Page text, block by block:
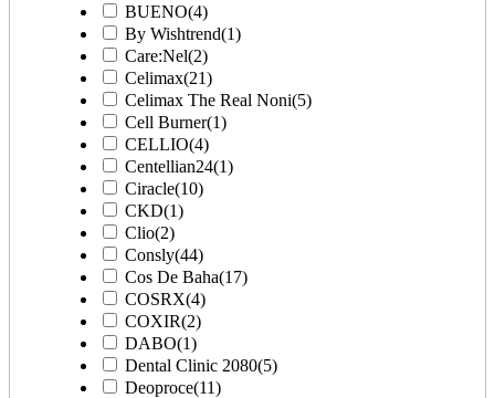
BUENO(4)
By Wishtrend(1)
Care:Nel(2)
Celimax(21)
Celimax The Real Noni(5)
Cell Burner(1)
CELLIO(4)
Centellian24(1)
Ciracle(10)
CKD(1)
Clio(2)
Consly(44)
Cos De Baha(17)
COSRX(4)
COXIR(2)
DABO(1)
Dental Clinic 2080(5)
Deoproce(11)